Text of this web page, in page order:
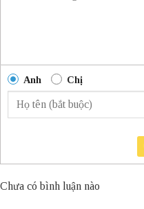
Anh Chị
Chưa có bình luận nào